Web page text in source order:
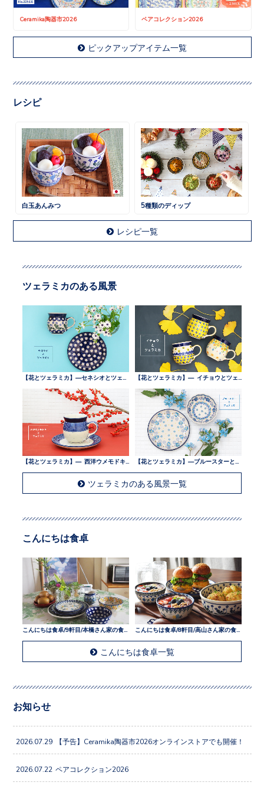
Ceramika陶器市2026 ペアコレクション2026
ピックアップアイテム一覧
レシピ
白玉あんみつ 5種類のディップ
レシピ一覧
ツェラミカのある風景
ツェラミカのある風景一覧
こんにちは食卓
こんにちは食卓/9軒目/本橋さん家の食卓
こんにちは食卓一覧
お知らせ
2026.07.29 【予告】Ceramika陶器市2026オンラインストアでも開催！
2026.07.22 ペアコレクション2026